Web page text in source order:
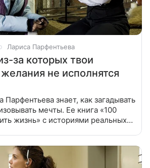
Лариса Парфентьева
за которых твои
не исполнятся
Парфентьева знает, как загадывать
мечты. Ее книга «100
жизнь» с историями реальных